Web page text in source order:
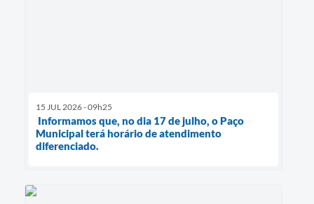
15 JUL 2026 - 09h25
Informamos que, no dia 17 de julho, o Paço
Municipal terá horário de atendimento
diferenciado.